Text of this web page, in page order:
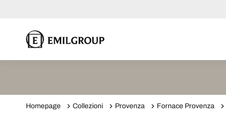
Homepage Collezioni Provenza Fornace Provenza